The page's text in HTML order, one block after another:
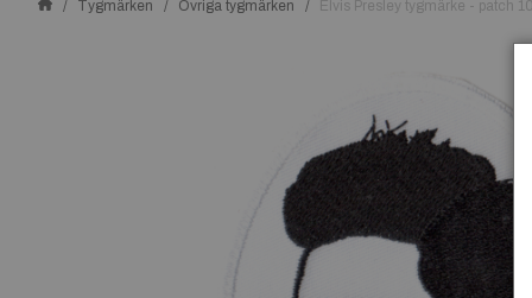
Tygmärken Övriga tygmärken Elvis Presley tygmärke - patch